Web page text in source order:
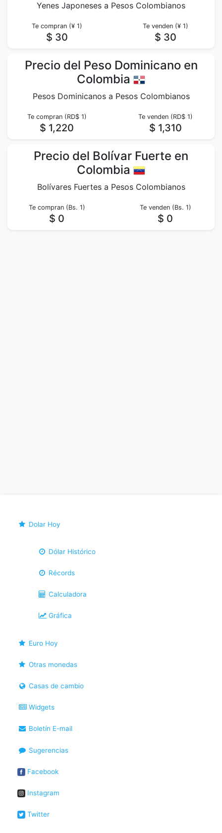
Yenes Japoneses a Pesos Colombianos
Te compran (¥ 1)
$ 30
Te venden (¥ 1)
$ 30
Precio del Peso Dominicano en
Colombia
Pesos Dominicanos a Pesos Colombianos
Te compran (RD$ 1)
$ 1,220
Te venden (RD$ 1)
$ 1,310
Precio del Bolívar Fuerte en
Colombia
Bolívares Fuertes a Pesos Colombianos
Te compran (Bs. 1)
$ 0
Te venden (Bs. 1)
$ 0
Dolar Hoy
Dólar Histórico
Récords
Calculadora
Gráfica
Euro Hoy
Otras monedas
Casas de cambio
Widgets
Boletín E-mail
Sugerencias
Facebook
Instagram
Twitter